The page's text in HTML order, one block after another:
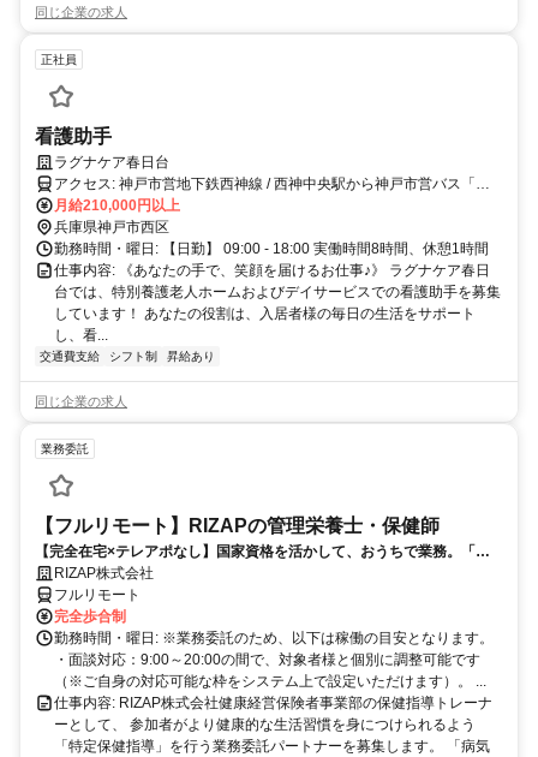
同じ企業の求人
正社員
看護助手
ラグナケア春日台
アクセス: 神戸市営地下鉄西神線 / 西神中央駅から神戸市営バス「西
体育館口」から徒歩１０分
月給210,000円以上
兵庫県神戸市西区
勤務時間・曜日: 【日勤】 09:00 - 18:00 実働時間8時間、休憩1時間
仕事内容: 《あなたの手で、笑顔を届けるお仕事♪》 ラグナケア春日
台では、特別養護老人ホームおよびデイサービスでの看護助手を募集
しています！ あなたの役割は、入居者様の毎日の生活をサポート
し、看...
交通費支給 シフト制 昇給あり
同じ企業の求人
業務委託
【フルリモート】RIZAPの管理栄養士・保健師
【完全在宅×テレアポなし】国家資格を活かして、おうちで業務。「も
う一つの安心」を。主婦・Wワーカー活躍中！「平日の日中だけ」「夕
方以降の数時間だけ」など、生活リズムに合わせた時間調整が可能で
す。1件ごとの成果報酬型だから、頑張った分だけ手応えのある収入
に。充実のサポート体制で、安心の在宅ワークを始めませんか？
RIZAP株式会社
フルリモート
完全歩合制
勤務時間・曜日: ※業務委託のため、以下は稼働の目安となります。
・面談対応：9:00～20:00の間で、対象者様と個別に調整可能です
（※ご自身の対応可能な枠をシステム上で設定いただけます）。 ...
仕事内容: RIZAP株式会社健康経営保険者事業部の保健指導トレーナ
ーとして、 参加者がより健康的な生活習慣を身につけられるよう
「特定保健指導」を行う業務委託パートナーを募集します。 「病気